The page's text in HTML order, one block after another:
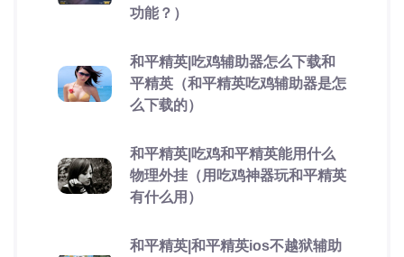
功能？）
和平精英|吃鸡辅助器怎么下载和
平精英（和平精英吃鸡辅助器是怎
么下载的）
和平精英|吃鸡和平精英能用什么
物理外挂（用吃鸡神器玩和平精英
有什么用）
和平精英|和平精英ios不越狱辅助